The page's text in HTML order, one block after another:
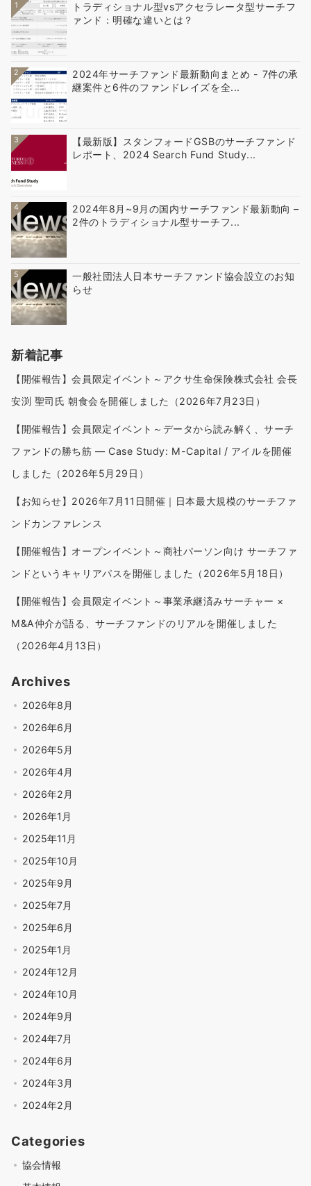
1
トラディショナル型vsアクセラレータ型サーチフ
ァンド：明確な違いとは？
2
2024年サーチファンド最新動向まとめ - 7件の承
継案件と6件のファンドレイズを全...
3
【最新版】スタンフォードGSBのサーチファンド
レポート、2024 Search Fund Study...
4
2024年8月~9月の国内サーチファンド最新動向 –
2件のトラディショナル型サーチフ...
5
一般社団法人日本サーチファンド協会設立のお知
らせ
新着記事
【開催報告】会員限定イベント～アクサ生命保険株式会社 会長
安渕 聖司氏 朝食会を開催しました（2026年7月23日）
【開催報告】会員限定イベント～データから読み解く、サーチ
ファンドの勝ち筋 — Case Study: M-Capital / アイルを開催
しました（2026年5月29日）
【お知らせ】2026年7月11日開催｜日本最大規模のサーチファ
ンドカンファレンス
【開催報告】オープンイベント～商社パーソン向け サーチファ
ンドというキャリアパスを開催しました（2026年5月18日）
【開催報告】会員限定イベント～事業承継済みサーチャー ×
M&A仲介が語る、サーチファンドのリアルを開催しました
（2026年4月13日）
Archives
2026年8月
2026年6月
2026年5月
2026年4月
2026年2月
2026年1月
2025年11月
2025年10月
2025年9月
2025年7月
2025年6月
2025年1月
2024年12月
2024年10月
2024年9月
2024年7月
2024年6月
2024年3月
2024年2月
Categories
協会情報